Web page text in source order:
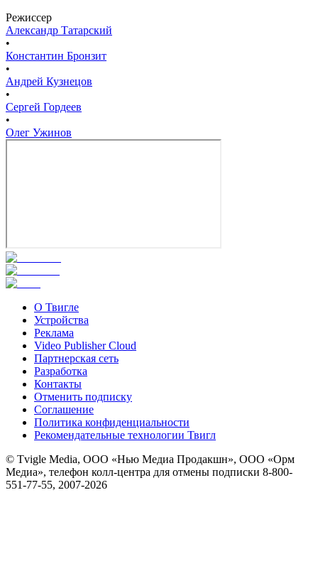
Режиссер
Александр Татарский
•
Константин Бронзит
•
Андрей Кузнецов
•
Сергей Гордеев
•
Олег Ужинов
О Твигле
Устройства
Реклама
Video Publisher Cloud
Партнерская сеть
Разработка
Контакты
Отменить подписку
Соглашение
Политика конфиденциальности
Рекомендательные технологии Твигл
© Tvigle Media, ООО «Нью Медиа Продакшн», ООО «Орм
Медиа», телефон колл-центра для отмены подписки 8-800-
551-77-55, 2007-2026